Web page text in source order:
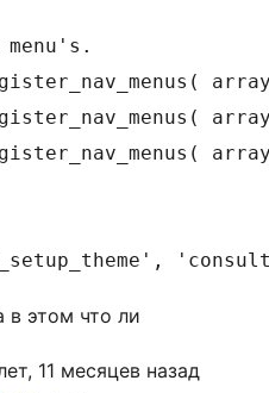
в этом что ли
11 месяцев назад